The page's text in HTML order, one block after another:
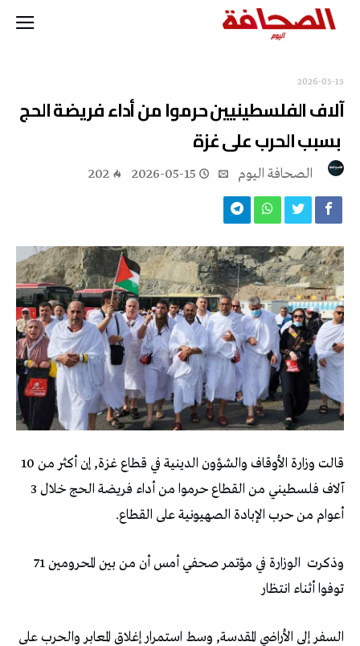
2026-05-15
آلاف الفلسطينيين حرموا من أداء فريضة الحج
بسبب الحرب على غزة
2026-05-15
202
قالت وزارة الأوقاف والشؤون الدينية في قطاع غزة, إن أكثر من 10
آلاف فلسطيني من القطاع حرموا من أداء فريضة الحج خلال 3
أعوام من حرب الإبادة الصهيونية على القطاع.
وذكرت الوزارة في مؤتمر صحفي أمس أن من بين المحرومين 71
توفوا أثناء انتظار
السفر إلى الأراضي المقدسة, وسط استمرار إغلاق المعابر والحرب على